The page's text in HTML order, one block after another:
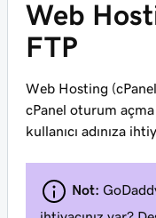
Web
FTP
Web Hosting
cPanel oturum
kullanıcı adınıza
Not: